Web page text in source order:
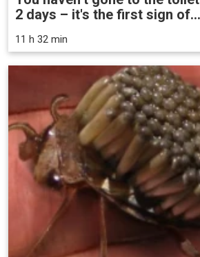
2 days – it's the first sign of...
11 h 32 min